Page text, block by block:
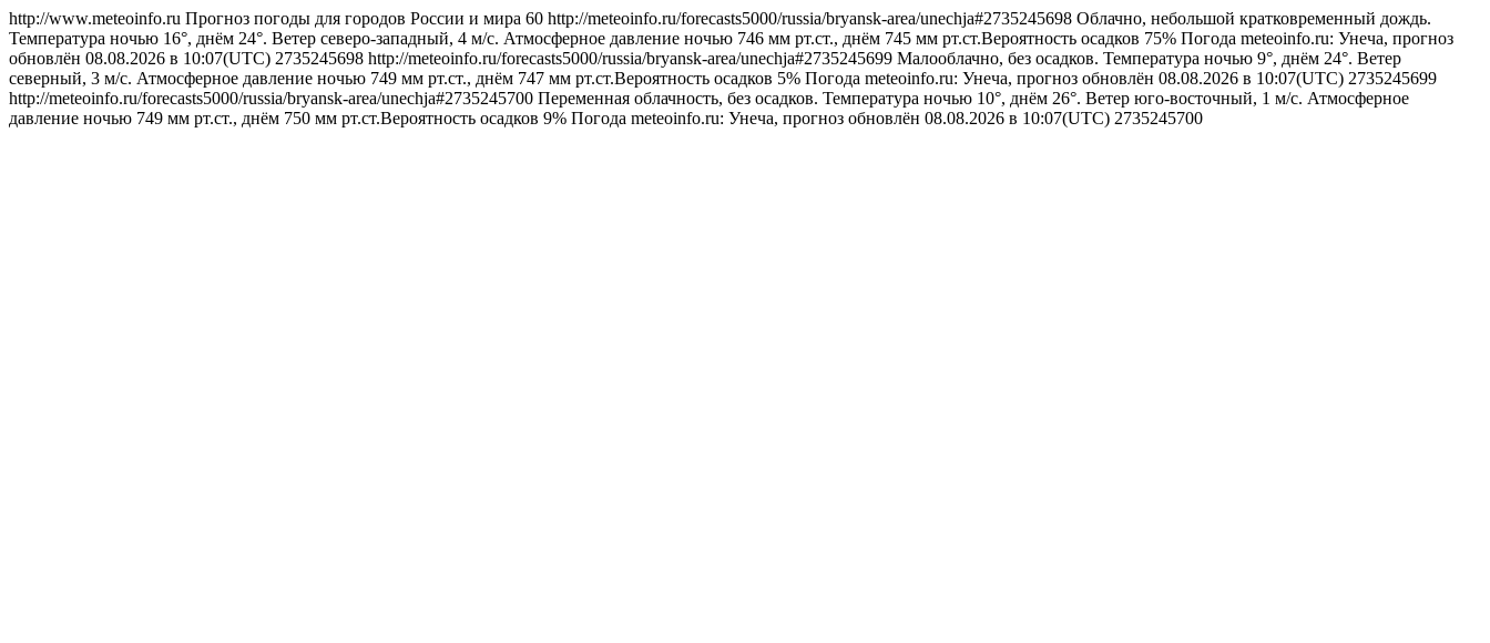
http://www.meteoinfo.ru Прогноз погоды для городов России и мира 60 http://meteoinfo.ru/forecasts5000/russia/bryansk-area/unechja#2735245698 Облачно, небольшой кратковременный дождь.
Температура ночью 16°, днём 24°. Ветер северо-западный, 4 м/с. Атмосферное давление ночью 746 мм рт.ст., днём 745 мм рт.ст.Вероятность осадков 75% Погода meteoinfo.ru: Унеча, прогноз
обновлён 08.08.2026 в 10:07(UTC) 2735245698 http://meteoinfo.ru/forecasts5000/russia/bryansk-area/unechja#2735245699 Малооблачно, без осадков. Температура ночью 9°, днём 24°. Ветер
северный, 3 м/с. Атмосферное давление ночью 749 мм рт.ст., днём 747 мм рт.ст.Вероятность осадков 5% Погода meteoinfo.ru: Унеча, прогноз обновлён 08.08.2026 в 10:07(UTC) 2735245699
http://meteoinfo.ru/forecasts5000/russia/bryansk-area/unechja#2735245700 Переменная облачность, без осадков. Температура ночью 10°, днём 26°. Ветер юго-восточный, 1 м/с. Атмосферное
давление ночью 749 мм рт.ст., днём 750 мм рт.ст.Вероятность осадков 9% Погода meteoinfo.ru: Унеча, прогноз обновлён 08.08.2026 в 10:07(UTC) 2735245700